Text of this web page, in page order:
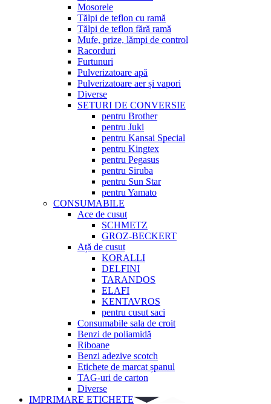
Mosorele
Tălpi de teflon cu ramă
Tălpi de teflon fără ramă
Mufe, prize, lămpi de control
Racorduri
Furtunuri
Pulverizatoare apă
Pulverizatoare aer și vapori
Diverse
SETURI DE CONVERSIE
pentru Brother
pentru Juki
pentru Kansai Special
pentru Kingtex
pentru Pegasus
pentru Siruba
pentru Sun Star
pentru Yamato
CONSUMABILE
Ace de cusut
SCHMETZ
GROZ-BECKERT
Ață de cusut
KORALLI
DELFINI
TARANDOS
ELAFI
KENTAVROS
pentru cusut saci
Consumabile sala de croit
Benzi de poliamidă
Riboane
Benzi adezive scotch
Etichete de marcat șpanul
TAG-uri de carton
Diverse
IMPRIMARE ETICHETE